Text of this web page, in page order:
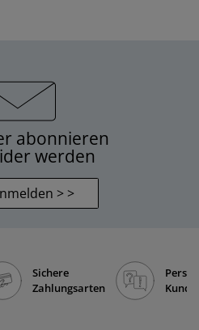
abonnieren
werden
> >
Sichere
Zahlungsarten